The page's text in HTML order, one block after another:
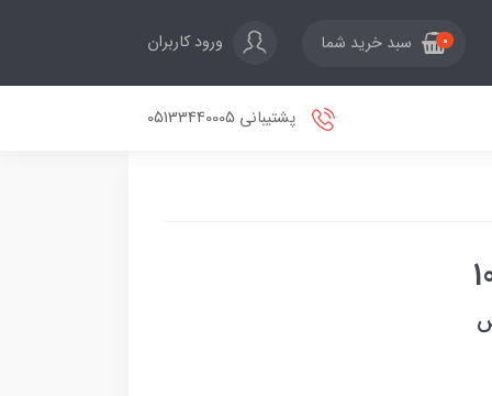
0 سبد خرید شما ورود کاربران
پشتیبانی 05133440005